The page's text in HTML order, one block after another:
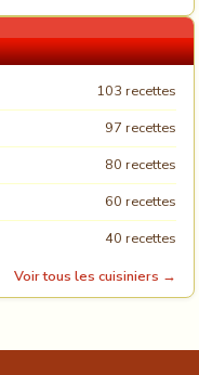
103 recettes
97 recettes
80 recettes
60 recettes
40 recettes
Voir tous les cuisiniers →